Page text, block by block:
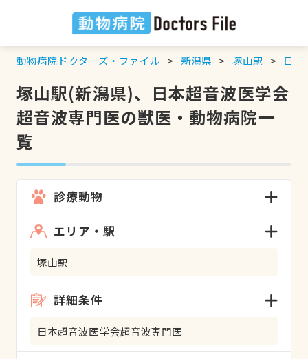
動物病院ドクターズ・ファイル 新潟県 塚山駅 日本
塚山駅(新潟県)、日本超音波医学会
超音波専門医の獣医・動物病院一
覧
診療動物
エリア・駅
塚山駅
詳細条件
日本超音波医学会超音波専門医